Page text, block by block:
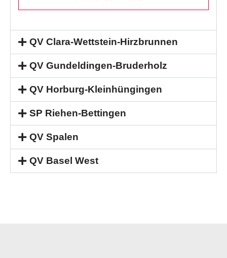
QV Clara-Wettstein-Hirzbrunnen
QV Gundeldingen-Bruderholz
QV Horburg-Kleinhüngingen
SP Riehen-Bettingen
QV Spalen
QV Basel West